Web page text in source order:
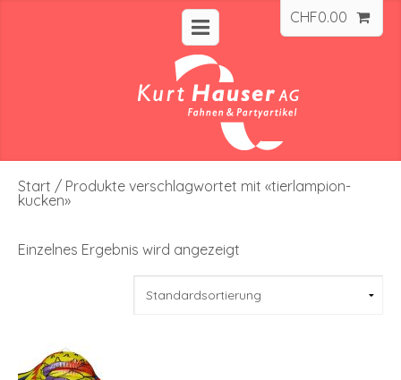
CHF0.00
Start / Produkte verschlagwortet mit «tierlampion-
kucken»
Einzelnes Ergebnis wird angezeigt